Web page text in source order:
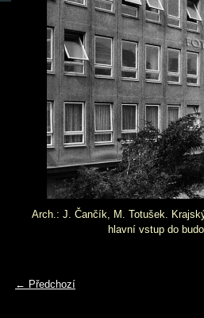
Arch.: J. Čančík, M. Totušek.
hlavní vstup do
← Předchozí